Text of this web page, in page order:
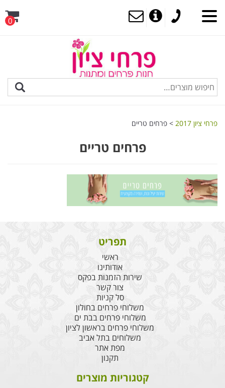
0
פרחי ציון 2017 > פרחים טריים
פרחים טריים
תפריט
ראשי
אודותינו
שירות הזמנות בפקס
צור קשר
סל קניות
משלוחי פרחים בחולון
משלוחי פרחים בבת ים
משלוחי פרחים בראשון לציון
משלוחים בתל אביב
מפת אתר
תקנון
קטגוריות מוצרים